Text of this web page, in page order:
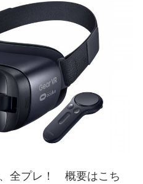
全プレ！ 概要はこち